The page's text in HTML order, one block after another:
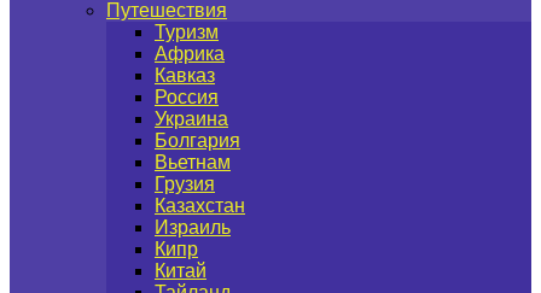
Путешествия
Туризм
Африка
Кавказ
Россия
Украина
Болгария
Вьетнам
Грузия
Казахстан
Израиль
Кипр
Китай